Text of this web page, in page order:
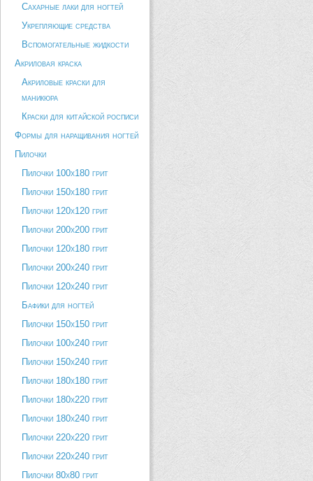
Сахарные лаки для ногтей
Укрепляющие средства
Вспомогательные жидкости
Акриловая краска
Акриловые краски для
маникюра
Краски для китайской росписи
Формы для наращивания ногтей
Пилочки
Пилочки 100х180 грит
Пилочки 150х180 грит
Пилочки 120х120 грит
Пилочки 200х200 грит
Пилочки 120х180 грит
Пилочки 200х240 грит
Пилочки 120х240 грит
Бафики для ногтей
Пилочки 150х150 грит
Пилочки 100х240 грит
Пилочки 150х240 грит
Пилочки 180х180 грит
Пилочки 180х220 грит
Пилочки 180х240 грит
Пилочки 220х220 грит
Пилочки 220х240 грит
Пилочки 80х80 грит